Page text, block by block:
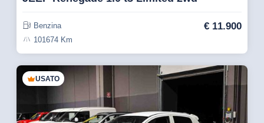
Benzina
101674 Km
€ 11.900
USATO